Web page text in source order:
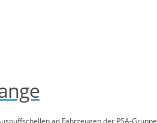
an Fahrzeugen der PSA-Gruppe